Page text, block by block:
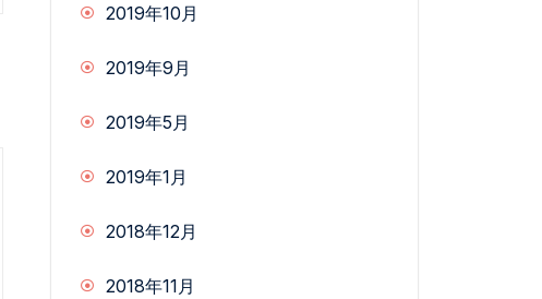
2019年10月
2019年9月
2019年5月
2019年1月
2018年12月
2018年11月